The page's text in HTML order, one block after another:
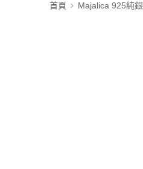
首頁 Majalica 925純銀